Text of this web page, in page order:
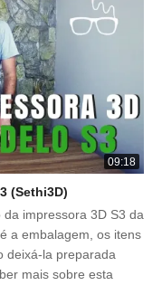
09:18
(Sethi3D)
impressora 3D S3 da
a embalagem, os itens
deixá-la preparada
mais sobre esta